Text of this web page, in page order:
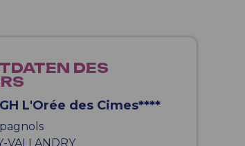
DES
L'Orée des Cimes****
VALLANDRY